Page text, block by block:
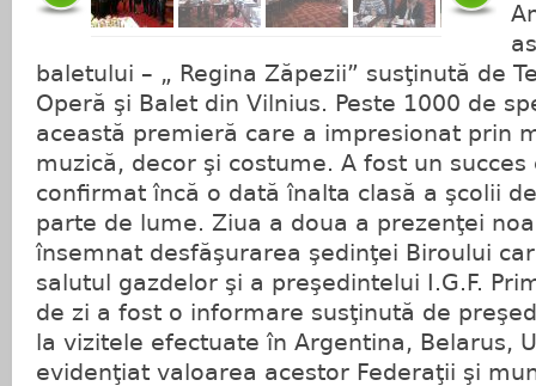
baletului – „ Regina Zăpezii” susţinută de
Operă şi Balet din Vilnius. Peste 1000 de
această premieră care a impresionat prin
muzică, decor şi costume. A fost un
confirmat încă o dată înalta clasă a şcolii
parte de lume. Ziua a doua a prezenţei
însemnat desfăşurarea şedinţei Biroului
salutul gazdelor şi a preşedintelui I.G.F.
de zi a fost o informare susţinută de
la vizitele efectuate în Argentina, Belarus,
evidenţiat valoarea acestor Federaţii şi